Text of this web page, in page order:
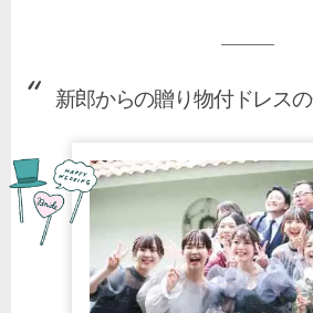
新郎からの贈り物付ドレス